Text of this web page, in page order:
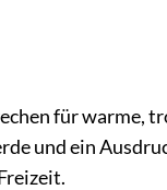
für warme,
und ein